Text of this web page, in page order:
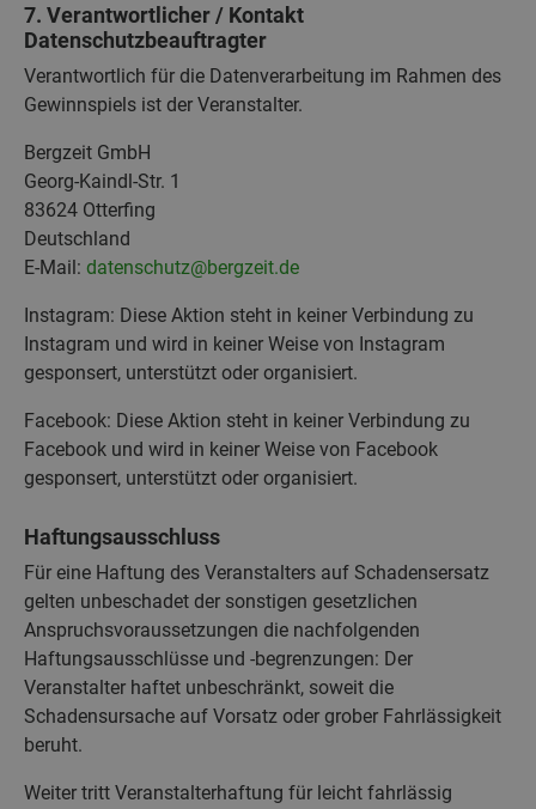
7. Verantwortlicher / Kontakt
Datenschutzbeauftragter
Verantwortlich für die Datenverarbeitung im Rahmen des
Gewinnspiels ist der Veranstalter.
Bergzeit GmbH
Georg-Kaindl-Str. 1
83624 Otterfing
Deutschland
E-Mail: datenschutz@bergzeit.de
Instagram: Diese Aktion steht in keiner Verbindung zu
Instagram und wird in keiner Weise von Instagram
gesponsert, unterstützt oder organisiert.
Facebook: Diese Aktion steht in keiner Verbindung zu
Facebook und wird in keiner Weise von Facebook
gesponsert, unterstützt oder organisiert.
Haftungsausschluss
Für eine Haftung des Veranstalters auf Schadensersatz
gelten unbeschadet der sonstigen gesetzlichen
Anspruchsvoraussetzungen die nachfolgenden
Haftungsausschlüsse und -begrenzungen: Der
Veranstalter haftet unbeschränkt, soweit die
Schadensursache auf Vorsatz oder grober Fahrlässigkeit
beruht.
Weiter tritt Veranstalterhaftung für leicht fahrlässig